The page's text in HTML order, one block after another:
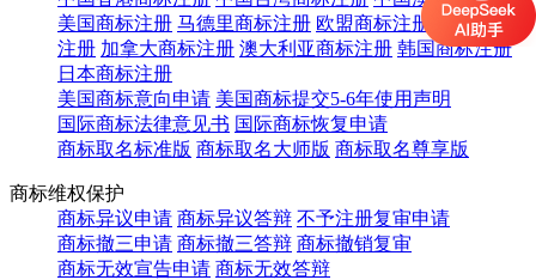
美国商标注册 马德里商标注册 欧盟商标注册
英国商标
注册 加拿大商标注册 澳大利亚商标注册 韩国商标注册
日本商标注册
美国商标意向申请 美国商标提交5-6年使用声明
国际商标法律意见书 国际商标恢复申请
商标取名标准版 商标取名大师版 商标取名尊享版
商标维权保护
商标异议申请 商标异议答辩 不予注册复审申请
商标撤三申请 商标撤三答辩 商标撤销复审
商标无效宣告申请 商标无效答辩